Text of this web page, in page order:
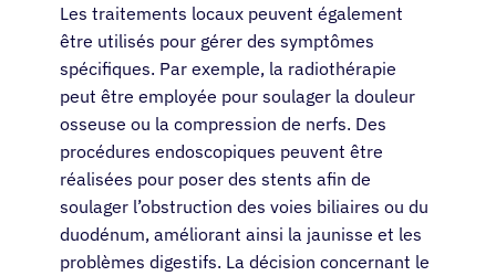
Les traitements locaux peuvent également
être utilisés pour gérer des symptômes
spécifiques. Par exemple, la radiothérapie
peut être employée pour soulager la douleur
osseuse ou la compression de nerfs. Des
procédures endoscopiques peuvent être
réalisées pour poser des stents afin de
soulager l’obstruction des voies biliaires ou du
duodénum, améliorant ainsi la jaunisse et les
problèmes digestifs. La décision concernant le